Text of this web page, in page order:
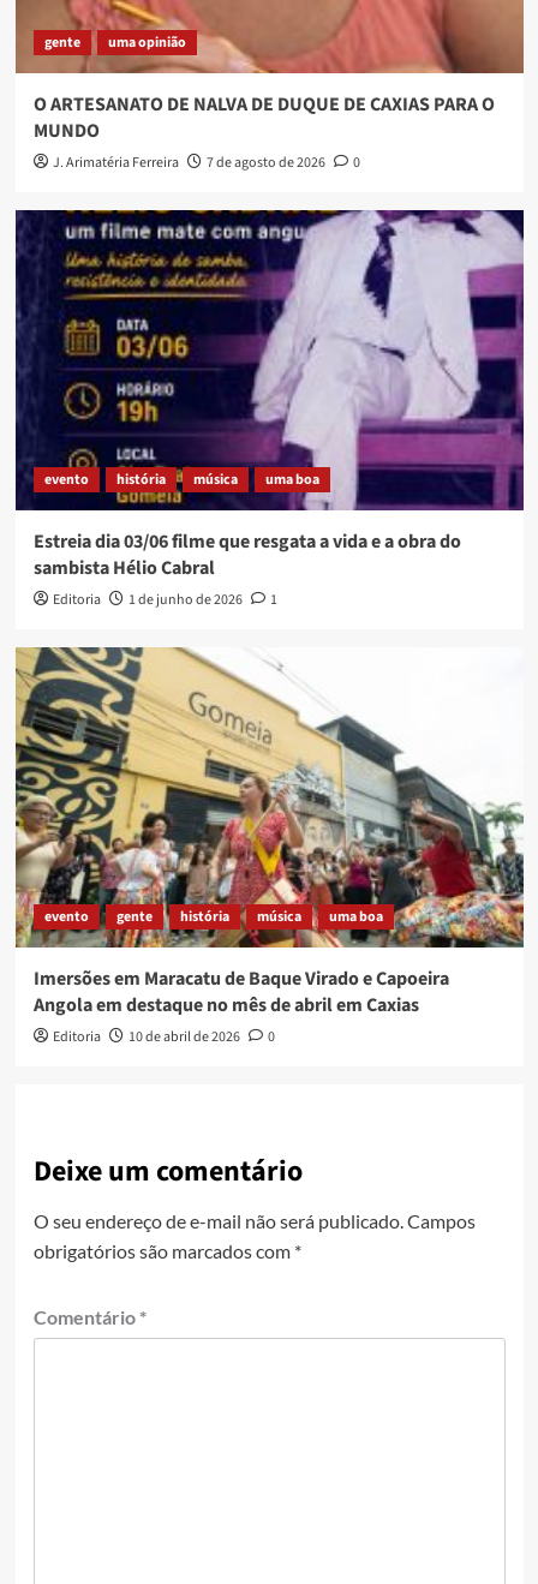
gente uma opinião
O ARTESANATO DE NALVA DE DUQUE DE CAXIAS PARA O
MUNDO
J. Arimatéria Ferreira 7 de agosto de 2026 0
evento história música uma boa
Estreia dia 03/06 filme que resgata a vida e a obra do
sambista Hélio Cabral
Editoria 1 de junho de 2026 1
evento gente história música uma boa
Imersões em Maracatu de Baque Virado e Capoeira
Angola em destaque no mês de abril em Caxias
Editoria 10 de abril de 2026 0
Deixe um comentário
O seu endereço de e-mail não será publicado.Campos
obrigatórios são marcados com *
Comentário *